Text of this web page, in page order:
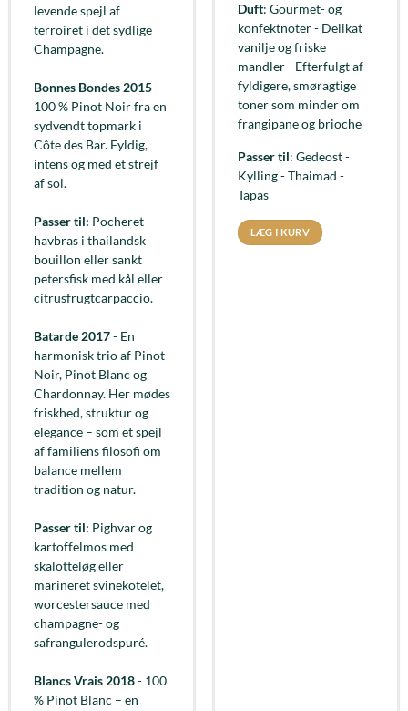
levende spejl af
terroiret i det sydlige
Champagne.
Bonnes Bondes 2015-
100 % Pinot Noir fra en
sydvendt topmark i
Côte des Bar. Fyldig,
intens og med et strejf
af sol.
Passer til: Pocheret
havbras i thailandsk
bouillon eller sankt
petersfisk med kål eller
citrusfrugtcarpaccio.
Batarde 2017- En
harmonisk trio af Pinot
Noir, Pinot Blanc og
Chardonnay. Her mødes
friskhed, struktur og
elegance – som et spejl
af familiens filosofi om
balance mellem
tradition og natur.
Passer til: Pighvar og
kartoffelmos med
skalotteløg eller
marineret svinekotelet,
worcestersauce med
champagne- og
safrangulerodspuré.
Blancs Vrais 2018- 100
% Pinot Blanc – en
Duft: Gourmet- og
konfektnoter - Delikat
vanilje og friske
mandler - Efterfulgt af
fyldigere, smøragtige
toner som minder om
frangipane og brioche
Passer til: Gedeost -
Kylling - Thaimad -
Tapas
LÆG I KURV